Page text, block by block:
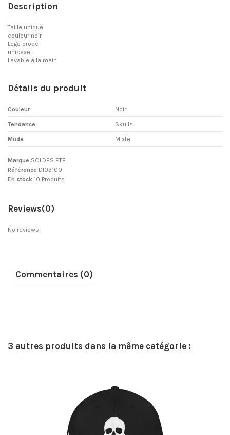
Description
Taille unique
couleur noir
Logo brodé
unisexe
Lavable à la main
Détails du produit
Couleur Noir
Tendance Skulls
Mode Mixte
Marque SOLDES ETE
Référence DI03100
En stock 10 Produits
Reviews(0)
No reviews
Commentaires (0)
3 autres produits dans la même catégorie :